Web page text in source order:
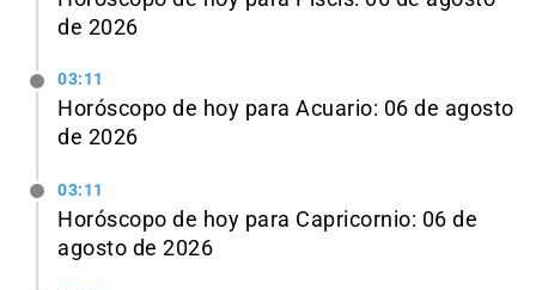
de 2026
03:11
Horóscopo de hoy para Acuario: 06 de agosto
de 2026
03:11
Horóscopo de hoy para Capricornio: 06 de
agosto de 2026